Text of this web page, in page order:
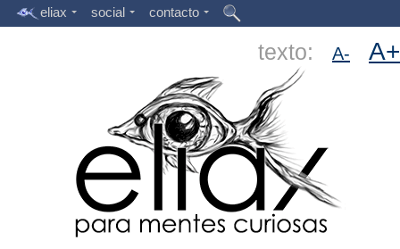
eliax social contacto
texto: A- A+